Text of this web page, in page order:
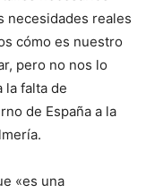
necesidades reales
cómo es nuestro
pero no nos lo
la falta de
de España a la
«es una